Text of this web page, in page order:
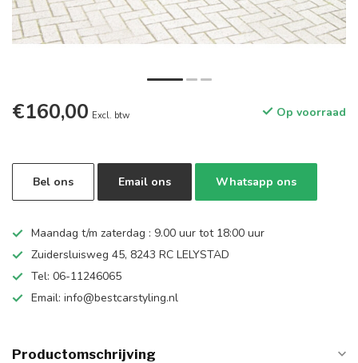
€160,00 Excl. btw Op voorraad
Bel ons Email ons Whatsapp ons
Maandag t/m zaterdag : 9.00 uur tot 18:00 uur
Zuidersluisweg 45, 8243 RC LELYSTAD
Tel: 06-11246065
Email: info@bestcarstyling.nl
Productomschrijving